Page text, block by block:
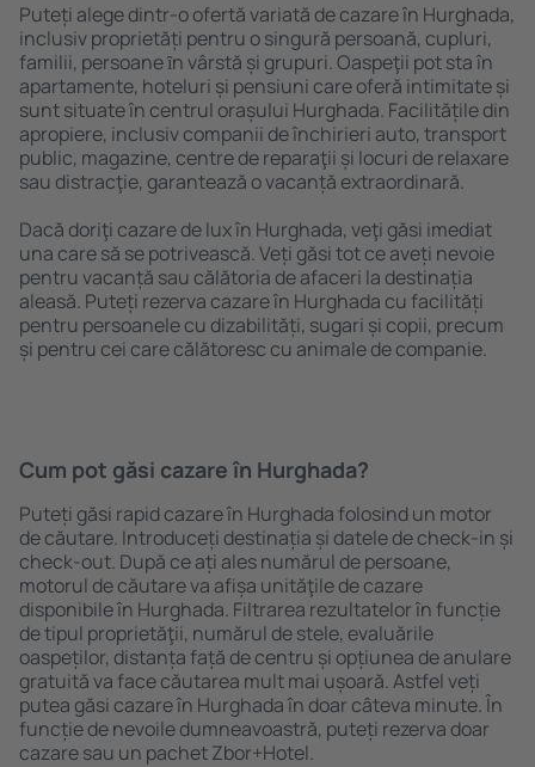
Puteți alege dintr-o ofertă variată de cazare în Hurghada,
inclusiv proprietăți pentru o singură persoană, cupluri,
familii, persoane ȋn vârstă și grupuri. Oaspeţii pot sta în
apartamente, hoteluri și pensiuni care oferă intimitate și
sunt situate în centrul orașului Hurghada. Facilitățile din
apropiere, inclusiv companii de închirieri auto, transport
public, magazine, centre de reparaţii și locuri de relaxare
sau distracţie, garantează o vacanță extraordinară.
Dacă doriţi cazare de lux în Hurghada, veţi găsi imediat
una care să se potrivească. Veți găsi tot ce aveți nevoie
pentru vacanță sau călătoria de afaceri la destinația
aleasă. Puteți rezerva cazare în Hurghada cu facilități
pentru persoanele cu dizabilități, sugari și copii, precum
și pentru cei care călătoresc cu animale de companie.
Cum pot găsi cazare în Hurghada?
Puteți găsi rapid cazare în Hurghada folosind un motor
de căutare. Introduceți destinația și datele de check-in și
check-out. După ce ați ales numărul de persoane,
motorul de căutare va afișa unităţile de cazare
disponibile în Hurghada. Filtrarea rezultatelor în funcție
de tipul proprietăţii, numărul de stele, evaluările
oaspeților, distanța față de centru și opțiunea de anulare
gratuită va face căutarea mult mai ușoară. Astfel veți
putea găsi cazare în Hurghada în doar câteva minute. În
funcție de nevoile dumneavoastră, puteți rezerva doar
cazare sau un pachet Zbor+Hotel.